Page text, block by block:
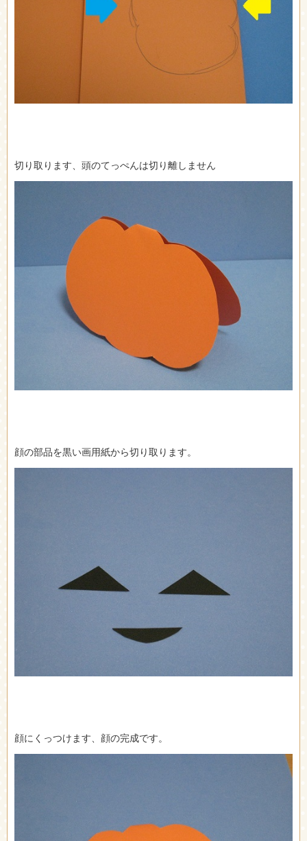
切り取ります、頭のてっぺんは切り離しません
顔の部品を黒い画用紙から切り取ります。
顔にくっつけます、顔の完成です。